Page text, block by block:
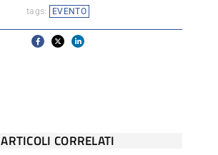
tags:
EVENTO
ARTICOLI CORRELATI